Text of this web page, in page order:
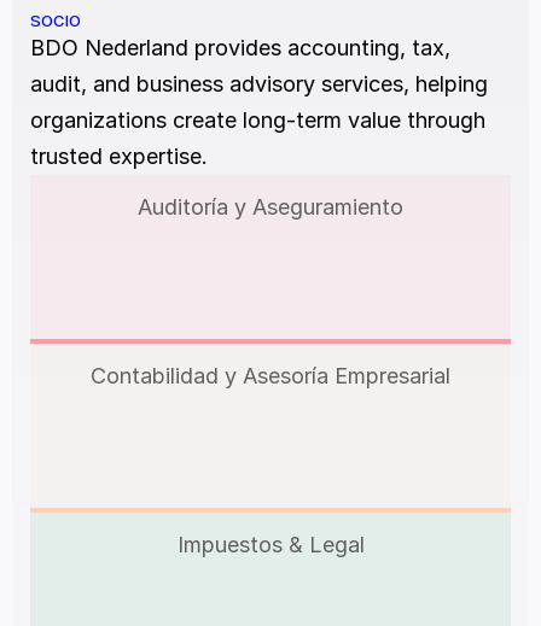
SOCIO
BDO Nederland provides accounting, tax,
audit, and business advisory services, helping
organizations create long-term value through
trusted expertise.
Auditoría y Aseguramiento
Contabilidad y Asesoría Empresarial
Impuestos & Legal